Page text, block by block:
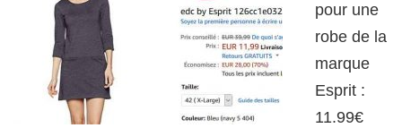
pour une
robe de la
marque
Esprit :
11.99€